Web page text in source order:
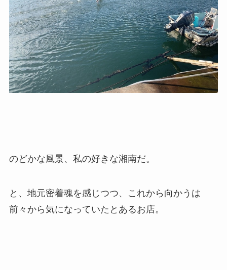
のどかな風景、私の好きな湘南だ。
と、地元密着魂を感じつつ、これから向かうは
前々から気になっていたとあるお店。